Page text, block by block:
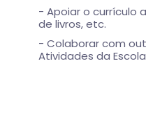
- Apoiar o currículo
de livros, etc.
- Colaborar com
Atividades da Escola